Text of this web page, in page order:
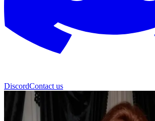
DiscordContact us